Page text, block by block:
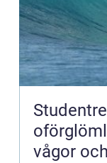
vågor